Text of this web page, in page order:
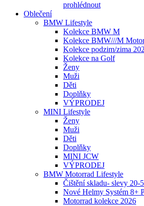
prohlédnout
Oblečení
BMW Lifestyle
Kolekce BMW M
Kolekce BMW///M
Kolekce podzim/zima
Kolekce na Golf
Ženy
Muži
Děti
Doplňky
VÝPRODEJ
MINI Lifestyle
Ženy
Muži
Děti
Doplňky
MINI JCW
VÝPRODEJ
BMW Motorrad Lifestyle
Čištění skladu- slevy 20-
Nové Helmy Systém 8+
Motorrad kolekce 2026